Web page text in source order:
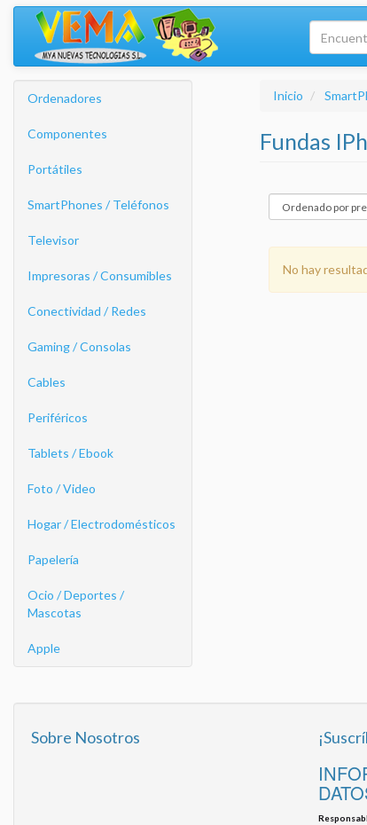
Ordenadores
Componentes
Portátiles
SmartPhones / Teléfonos
Televisor
Impresoras / Consumibles
Conectividad / Redes
Gaming / Consolas
Cables
Periféricos
Tablets / Ebook
Foto / Video
Hogar / Electrodomésticos
Papelería
Ocio / Deportes /
Mascotas
Apple
Inicio
Fundas
No hay
Sobre Nosotros